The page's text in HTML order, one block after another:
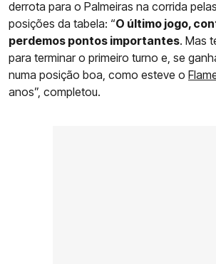
derrota para o Palmeiras na corrida
posições da tabela: “O último jogo,
perdemos pontos importantes. Mas
para terminar o primeiro turno e, se
numa posição boa, como esteve o
anos”, completou.